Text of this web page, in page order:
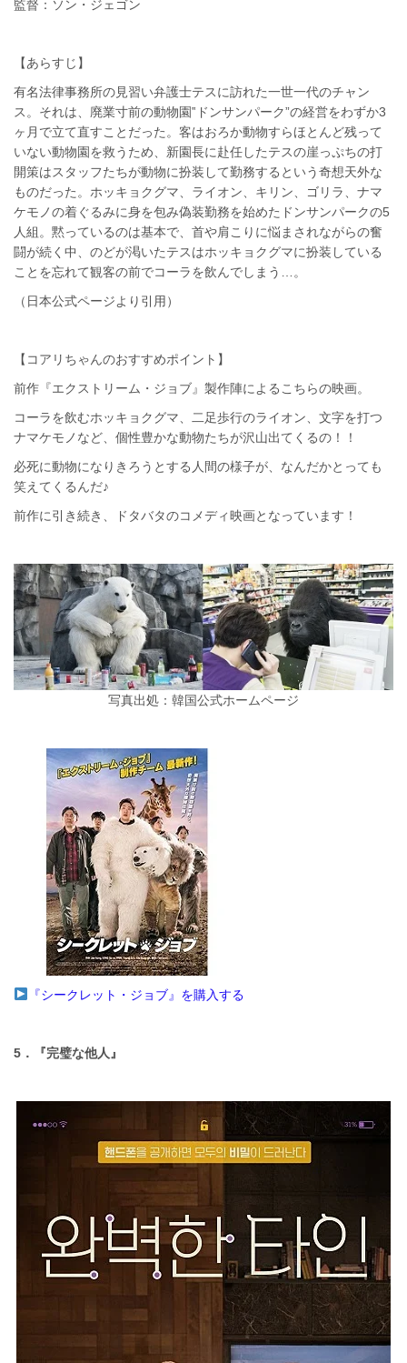
監督：ソン・ジェゴン
【あらすじ】
有名法律事務所の見習い弁護士テスに訪れた一世一代のチャン
ス。それは、廃業寸前の動物園‟ドンサンパーク”の経営をわずか3
ヶ月で立て直すことだった。客はおろか動物すらほとんど残って
いない動物園を救うため、新園長に赴任したテスの崖っぷちの打
開策はスタッフたちが動物に扮装して勤務するという奇想天外な
ものだった。ホッキョクグマ、ライオン、キリン、ゴリラ、ナマ
ケモノの着ぐるみに身を包み偽装勤務を始めたドンサンパークの5
人組。黙っているのは基本で、首や肩こりに悩まされながらの奮
闘が続く中、のどが渇いたテスはホッキョクグマに扮装している
ことを忘れて観客の前でコーラを飲んでしまう…。
（日本公式ページより引用）
【コアリちゃんのおすすめポイント】
前作『エクストリーム・ジョブ』製作陣によるこちらの映画。
コーラを飲むホッキョクグマ、二足歩行のライオン、文字を打つ
ナマケモノなど、個性豊かな動物たちが沢山出てくるの！！
必死に動物になりきろうとする人間の様子が、なんだかとっても
笑えてくるんだ♪
前作に引き続き、ドタバタのコメディ映画となっています！
写真出処：韓国公式ホームページ
『シークレット・ジョブ』を購入する
5． 『完璧な他人』